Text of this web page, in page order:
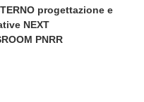
progettazione e
NEXT
PNRR